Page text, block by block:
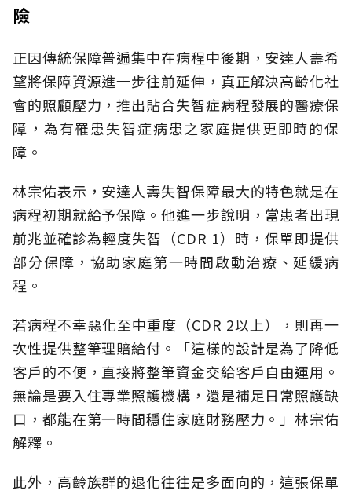
險
正因傳統保障普遍集中在病程中後期，安達人壽希
望將保障資源進一步往前延伸，真正解決高齡化社
會的照顧壓力，推出貼合失智症病程發展的醫療保
障，為有罹患失智症病患之家庭提供更即時的保
障。
林宗佑表示，安達人壽失智保障最大的特色就是在
病程初期就給予保障。他進一步說明，當患者出現
前兆並確診為輕度失智（CDR 1）時，保單即提供
部分保障，協助家庭第一時間啟動治療、延緩病
程。
若病程不幸惡化至中重度（CDR 2以上），則再一
次性提供整筆理賠給付。「這樣的設計是為了降低
客戶的不便，直接將整筆資金交給客戶自由運用。
無論是要入住專業照護機構，還是補足日常照護缺
口，都能在第一時間穩住家庭財務壓力。」林宗佑
解釋。
此外，高齡族群的退化往往是多面向的，這張保單